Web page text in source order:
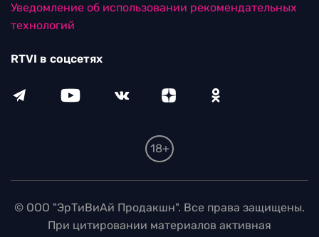
Уведомление об использовании рекомендательных
технологий
RTVI в соцсетях
18+
© ООО "ЭрТиВиАй Продакшн". Все права защищены.
При цитировании материалов активная